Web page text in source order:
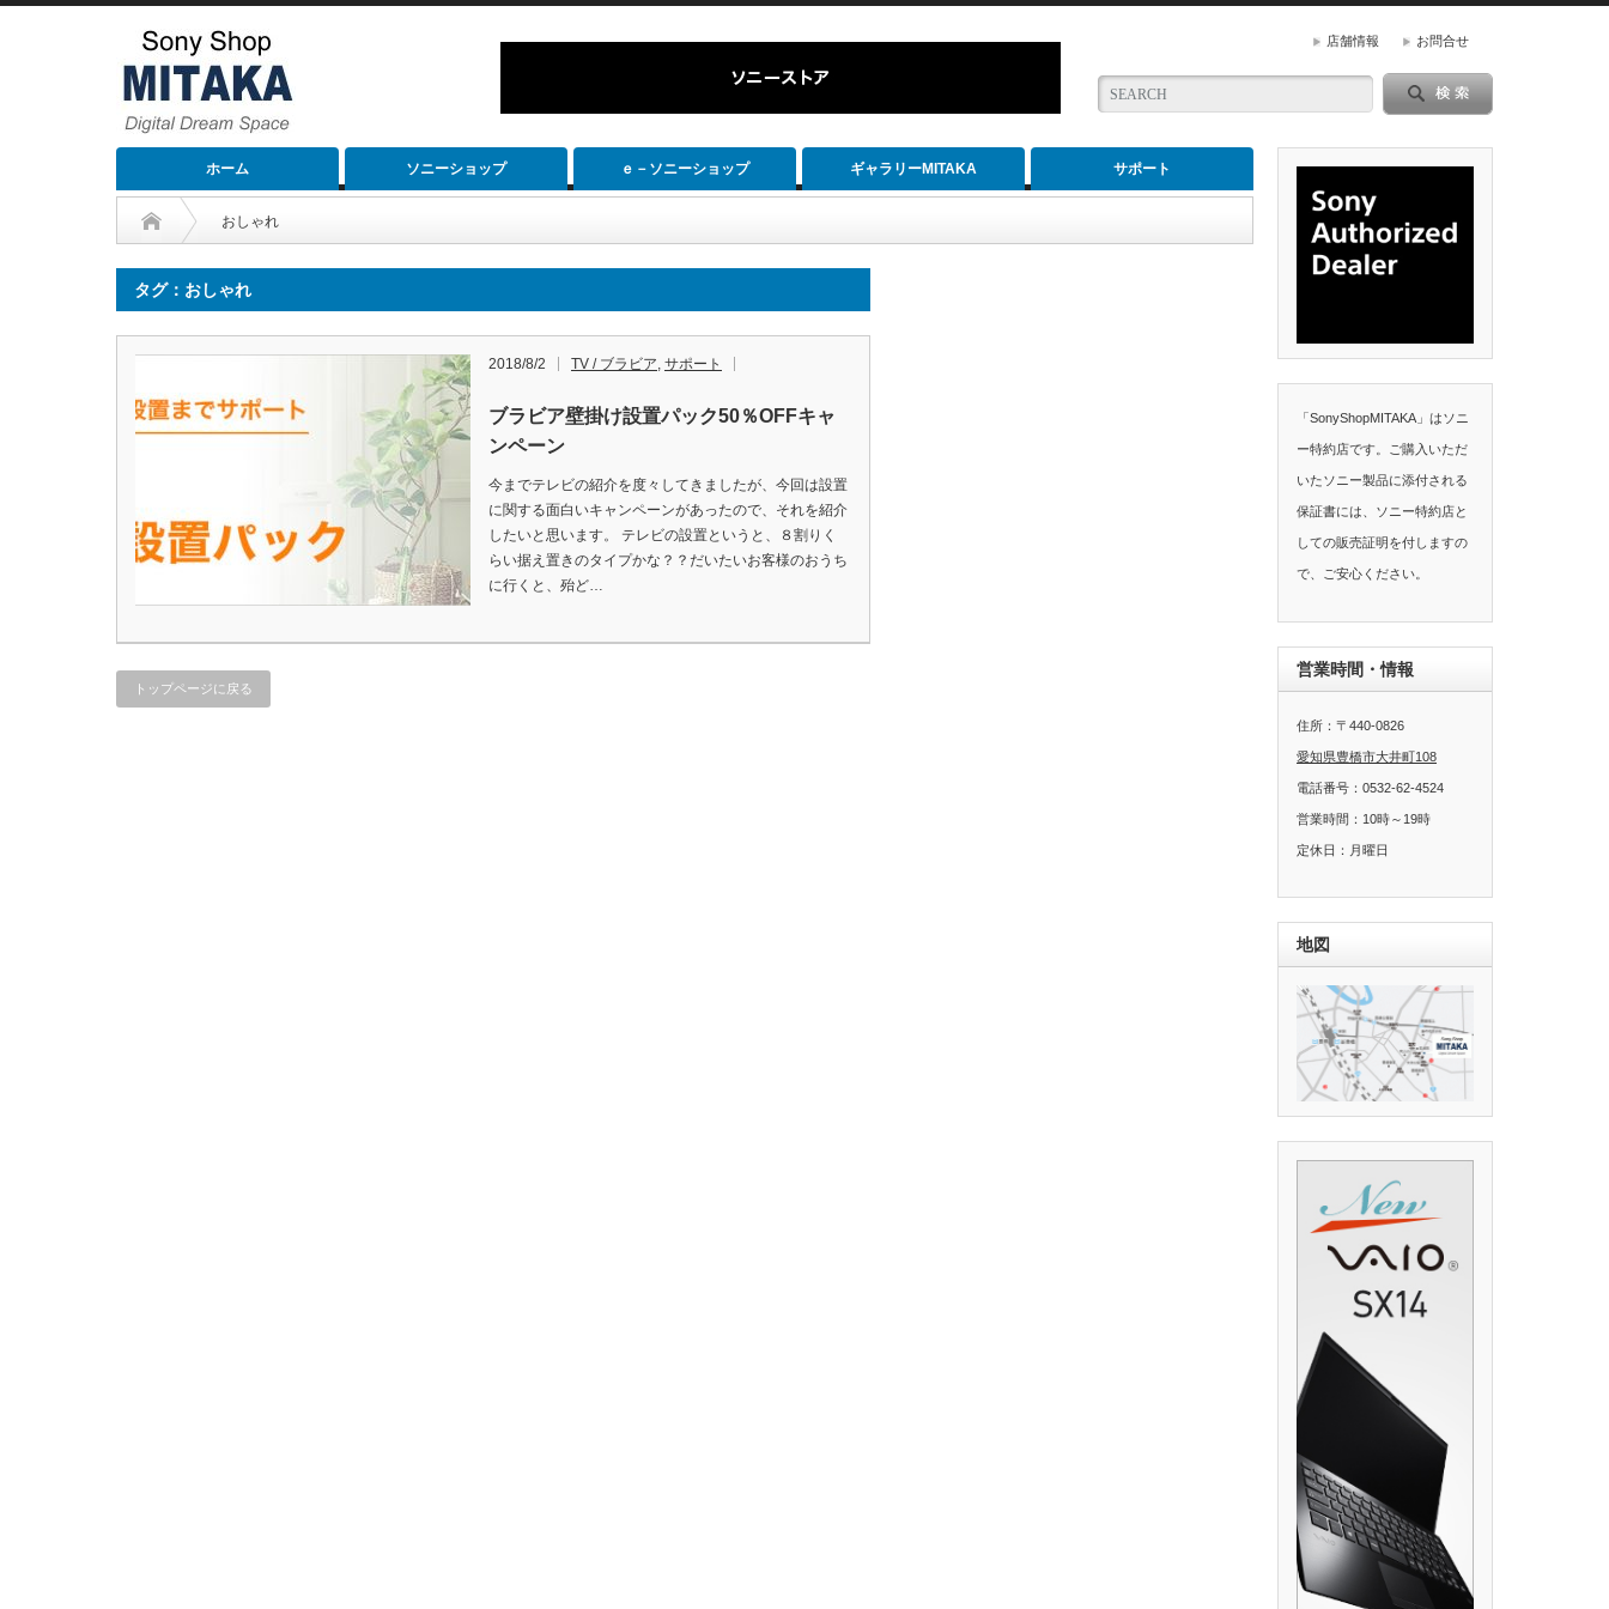
店舗情報 お問合せ
ホーム ソニーショップ ｅ－ソニーショップ ギャラリーMITAKA サポート
おしゃれ
タグ：おしゃれ
2018/8/2 TV / ブラビア, サポート
ブラビア壁掛け設置パック50％OFFキャ
ンペーン
今までテレビの紹介を度々してきましたが、今回は設置
に関する面白いキャンペーンがあったので、それを紹介
したいと思います。 テレビの設置というと、８割りく
らい据え置きのタイプかな？？だいたいお客様のおうち
に行くと、殆ど…
トップページに戻る
「SonyShopMITAKA」はソニ
ー特約店です。ご購入いただ
いたソニー製品に添付される
保証書には、ソニー特約店と
しての販売証明を付しますの
で、ご安心ください。
営業時間・情報
住所：〒440-0826
愛知県豊橋市大井町108
電話番号：0532-62-4524
営業時間：10時～19時
定休日：月曜日
地図